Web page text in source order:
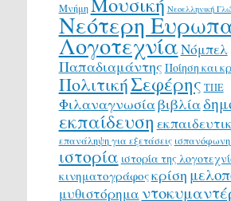
Μνήμη
Νεοελληνική
Νεότερη
ΛογοτεχνίαΝόμπελ
Παπαδιαμάντης Ποίηση και
ΠολιτικήΣεφέρης ΤΠΕ
Φιλαναγνωσίαβιβλία
εκπαίδευση
επανάληψη για εξετάσεις ισπανόφωνη
ιστορία ιστορία της
κινηματογράφοςκρίση
μυθιστόρημα